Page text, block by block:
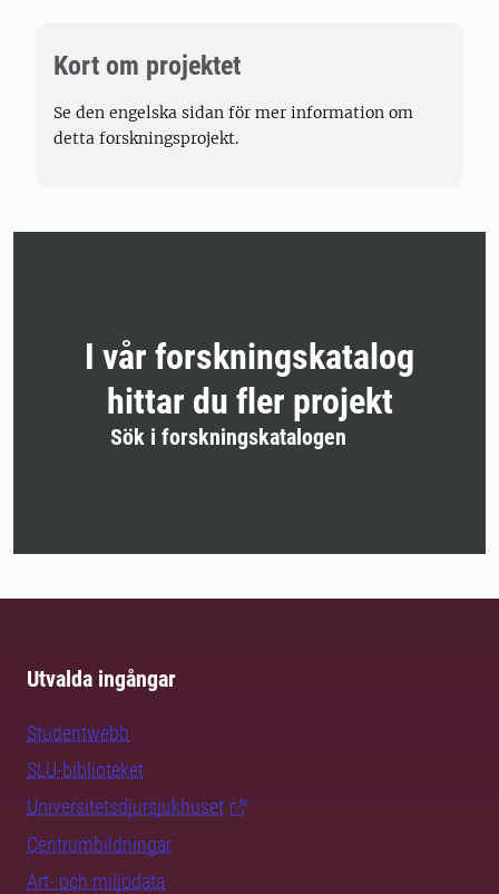
Kort om projektet
Se den engelska sidan för mer information om
detta forskningsprojekt.
I vår forskningskatalog
hittar du fler projekt
Sök i forskningskatalogen
Utvalda ingångar
Studentwebb
SLU-biblioteket
Universitetsdjursjukhuset
Centrumbildningar
Art- och miljödata